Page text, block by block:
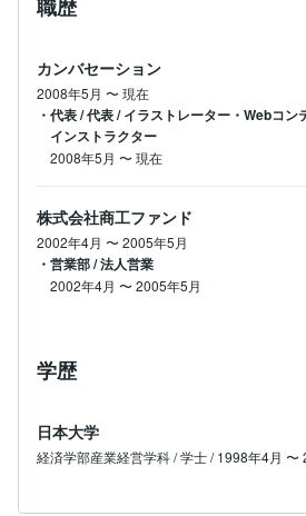
職歴
カンバセーション
2008年5月 〜現在
・代表 / 代表 / イラストレーター・Webコン
インストラクター
2008年5月 〜現在
株式会社商工ファンド
2002年4月 〜2005年5月
・営業部 / 法人営業
2002年4月 〜2005年5月
学歴
日本大学
経済学部産業経営学科 / 学士 / 1998年4月 〜